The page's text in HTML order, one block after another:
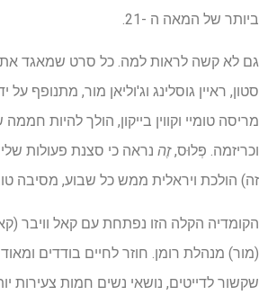
ביותר של המאה ה -21.
גם לא קשה לראות למה. כל סרט שמאגד
סטון, ראיין גוסלינג וג'וליאן מור, מתנופף על
מריסה טומיי וקווין בייקון, הולך להיות
וכריזמה. פְּלוּס,זֶה נראה כי סצנת פעולות
זה) הולכת ויראלית ממש כל שבוע, מסיבה
הקומדיה הקלה הזו נפתחת עם קאל וויבר
(מור) מנהלת רומן. חוזר לחיים בודדים
שקשור לדייטים, נושאי נשים חמות צעירות